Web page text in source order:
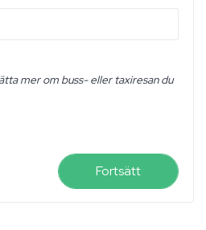
mer om buss- eller taxiresan du
Fortsätt